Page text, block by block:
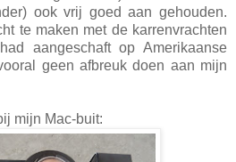
ook vrij goed aan gehouden.
te maken met de karrenvrachten
aangeschaft op Amerikaanse
geen afbreuk doen aan mijn
mijn Mac-buit: